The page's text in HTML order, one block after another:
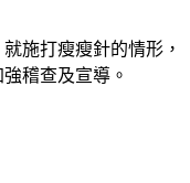
施打瘦瘦針的情形，
稽查及宣導。